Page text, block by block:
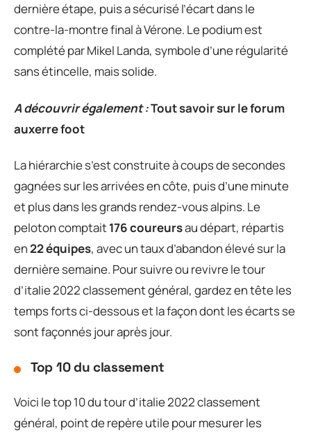
dernière étape, puis a sécurisé l’écart dans le
contre-la-montre final à Vérone. Le podium est
complété par Mikel Landa, symbole d’une régularité
sans étincelle, mais solide.
A découvrir également :Tout savoir sur le forum
auxerre foot
La hiérarchie s’est construite à coups de secondes
gagnées sur les arrivées en côte, puis d’une minute
et plus dans les grands rendez-vous alpins. Le
peloton comptait176 coureursau départ, répartis
en22 équipes, avec un taux d’abandon élevé sur la
dernière semaine. Pour suivre ou revivre le tour
d’italie 2022 classement général, gardez en tête les
temps forts ci-dessous et la façon dont les écarts se
sont façonnés jour après jour.
Top 10 du classement
Voici le top 10 du tour d’italie 2022 classement
général, point de repère utile pour mesurer les